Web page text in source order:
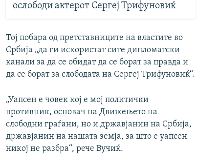
ослободи актерот Сергеј Трифуновиќ
Тој побара од претставниците на властите во
Србија „да ги искористат сите дипломатски
канали за да се обидат да се борат за правда и
да се борат за слободата на Сергej Трифуновиќ“.
„Уапсен e човек кој е мој политички
противник, основач на Движењето на
слободни граѓани, но и државјанин на Србија,
државјанин на нашата земја, за што е уапсен
никој не разбра“, рече Вучиќ.